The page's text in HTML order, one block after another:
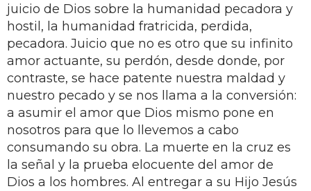
juicio de Dios sobre la humanidad pecadora y
hostil, la humanidad fratricida, perdida,
pecadora. Juicio que no es otro que su infinito
amor actuante, su perdón, desde donde, por
contraste, se hace patente nuestra maldad y
nuestro pecado y se nos llama a la conversión:
a asumir el amor que Dios mismo pone en
nosotros para que lo llevemos a cabo
consumando su obra. La muerte en la cruz es
la señal y la prueba elocuente del amor de
Dios a los hombres. Al entregar a su Hijo Jesús